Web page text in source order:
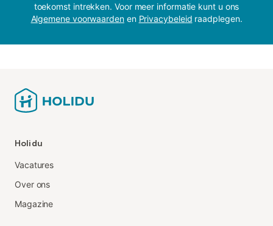
toekomst intrekken. Voor meer informatie kunt u ons
Algemene voorwaardenen Privacybeleid raadplegen.
Holidu
Vacatures
Over ons
Magazine